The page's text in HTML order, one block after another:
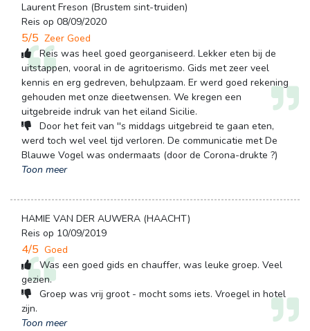
Laurent Freson (Brustem sint-truiden)
Reis op 08/09/2020
5/5 Zeer Goed
Reis was heel goed georganiseerd. Lekker eten bij de
uitstappen, vooral in de agritoerismo. Gids met zeer veel
kennis en erg gedreven, behulpzaam. Er werd goed rekening
gehouden met onze dieetwensen. We kregen een
uitgebreide indruk van het eiland Sicilie.
Door het feit van ''s middags uitgebreid te gaan eten,
werd toch wel veel tijd verloren. De communicatie met De
Blauwe Vogel was ondermaats (door de Corona-drukte ?)
Toon meer
HAMIE VAN DER AUWERA (HAACHT)
Reis op 10/09/2019
4/5 Goed
Was een goed gids en chauffer, was leuke groep. Veel
gezien.
Groep was vrij groot - mocht soms iets. Vroegel in hotel
zijn.
Toon meer